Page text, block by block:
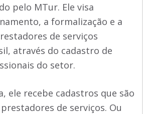
pelo MTur. Ele visa
a formalização e a
de serviços
através do cadastro de
do setor.
ele recebe cadastros que são
de serviços. Ou